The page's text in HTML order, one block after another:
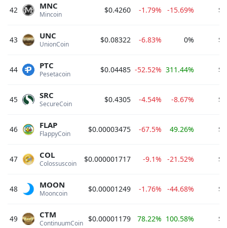
42 Mincoin
MNC $0.4260 -1.79% -15.69%
43 UnionCoin
UNC $0.08322 -6.83% 0%
44 Pesetacoin
PTC $0.04485 -52.52% 311.44%
45 SecureCoin
SRC $0.4305 -4.54% -8.67%
46 FlappyCoin
FLAP $0.00003475 -67.5% 49.26%
47 Colossuscoin
COL $0.000001717 -9.1% -21.52%
48 Mooncoin
MOON $0.00001249 -1.76% -44.68%
49 ContinuumCoin
CTM $0.00001179 78.22% 100.58%